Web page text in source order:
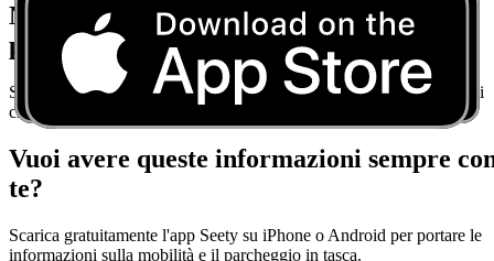
Non preoccuparti più delle regole di
parcheggio
Scarica Seety e ottieni consigli di parcheggio in tempo reale per ogni
città.
Vuoi avere queste informazioni sempre
te?
Scarica gratuitamente l'app Seety su iPhone o Android per portare le
informazioni sulla mobilità e il parcheggio in tasca.